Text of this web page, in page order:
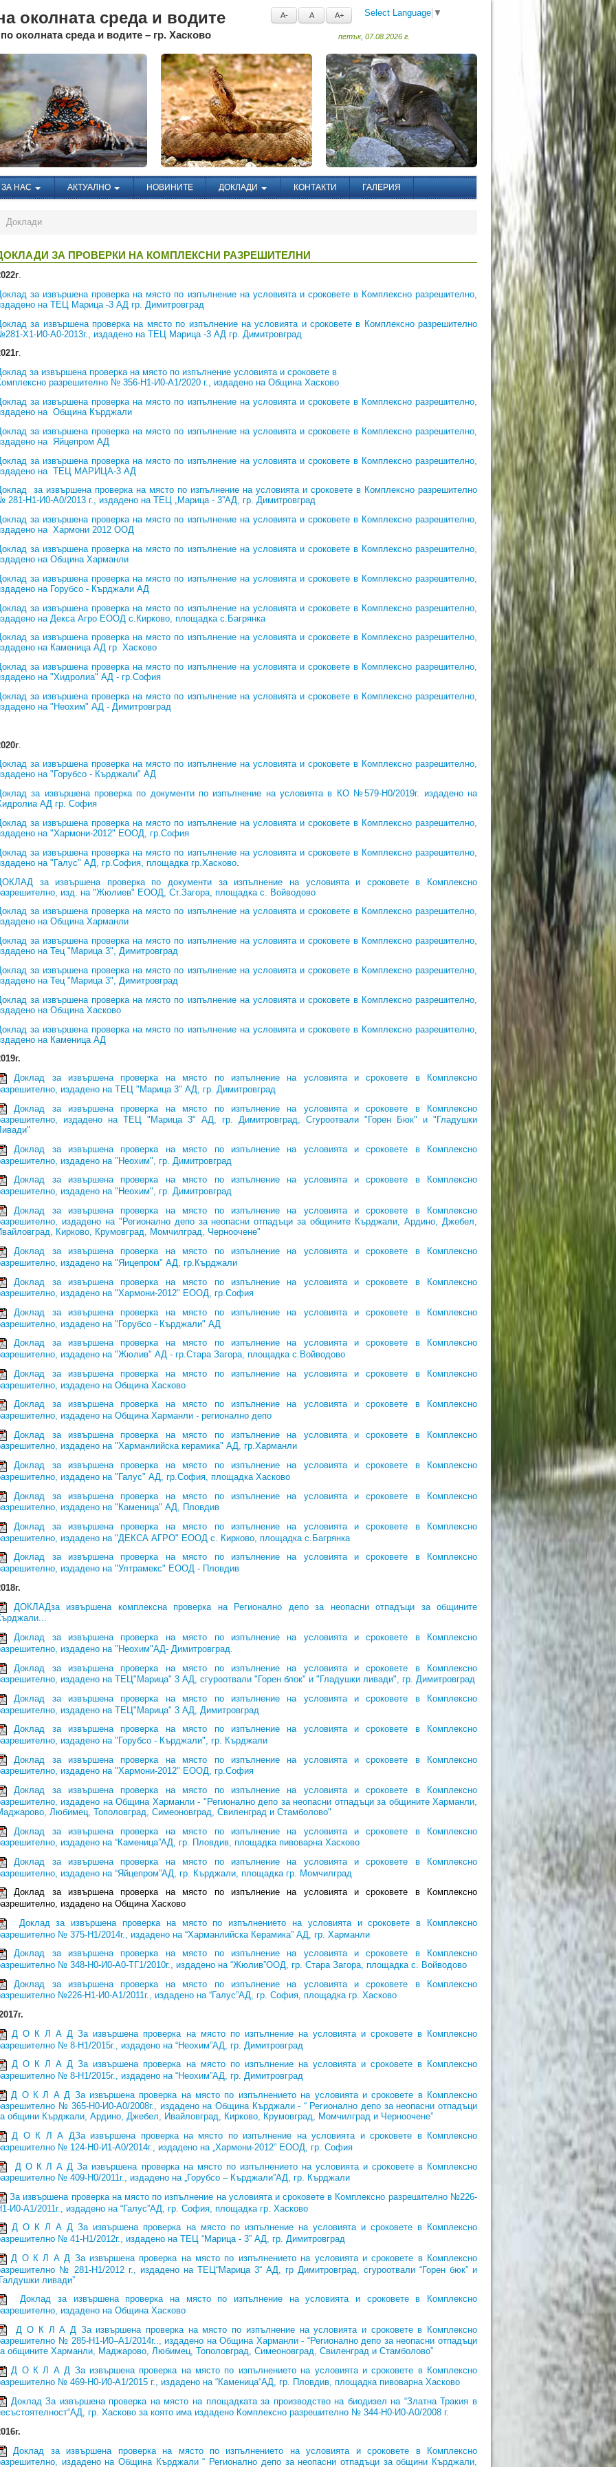
околната среда и водите
околната среда и водите – гр. Хасково
Select Language ▼
A- A A+
петък, 07.08.2026 г.
ЗА НАС АКТУАЛНО НОВИНИТЕ ДОКЛАДИ КОНТАКТИ ГАЛЕРИЯ
Доклади
ЗА ПРОВЕРКИ НА КОМПЛЕКСНИ РАЗРЕШИТЕЛНИ
.
за извършена проверка на място по изпълнение на условията и сроковете в Комплексно разрешително,
на ТЕЦ Марица -3 АД гр. Димитровград
за извършена проверка на място по изпълнение на условията и сроковете в Комплексно разрешително
Х1-И0-А0-2013г., издадено на ТЕЦ Марица -3 АД гр. Димитровград
.
за извършена проверка на място по изпълнение условията и сроковете в
разрешително № 356-Н1-И0-А1/2020 г., издадено на Община Хасково
за извършена проверка на място по изпълнение на условията и сроковете в Комплексно разрешително,
на Община Кърджали
за извършена проверка на място по изпълнение на условията и сроковете в Комплексно разрешително,
на Яйцепром АД
за извършена проверка на място по изпълнение на условията и сроковете в Комплексно разрешително,
на ТЕЦ МАРИЦА-3 АД
за извършена проверка на място по изпълнение на условията и сроковете в Комплексно разрешително
281-Н1-И0-А0/2013 г., издадено на ТЕЦ „Марица - 3”АД, гр. Димитровград
за извършена проверка на място по изпълнение на условията и сроковете в Комплексно разрешително,
на Хармони 2012 ООД
за извършена проверка на място по изпълнение на условията и сроковете в Комплексно разрешително,
на Община Харманли
за извършена проверка на място по изпълнение на условията и сроковете в Комплексно разрешително,
на Горубсо - Кърджали АД
за извършена проверка на място по изпълнение на условията и сроковете в Комплексно разрешително,
на Декса Агро ЕООД с.Кирково, площадка с.Багрянка
за извършена проверка на място по изпълнение на условията и сроковете в Комплексно разрешително,
на Каменица АД гр. Хасково
за извършена проверка на място по изпълнение на условията и сроковете в Комплексно разрешително,
на "Хидролиа" АД - гр.София
за извършена проверка на място по изпълнение на условията и сроковете в Комплексно разрешително,
на "Неохим" АД - Димитровград
за извършена проверка на място по изпълнение на условията и сроковете в Комплексно разрешително,
на "Горубсо - Кърджали" АД
за извършена проверка по документи по изпълнение на условията в КО №579-Н0/2019г. издадено на
АД гр. София
за извършена проверка на място по изпълнение на условията и сроковете в Комплексно разрешително,
на "Хармони-2012" ЕООД, гр.София
за извършена проверка на място по изпълнение на условията и сроковете в Комплексно разрешително,
на "Галус" АД, гр.София, площадка гр.Хасково
за извършена проверка по документи за изпълнение на условията и сроковете в Комплексно
изд. на "Жюлиев" ЕООД, Ст.Загора, площадка с. Войводово
за извършена проверка на място по изпълнение на условията и сроковете в Комплексно разрешително,
на Община Харманли
за извършена проверка на място по изпълнение на условията и сроковете в Комплексно разрешително,
на Тец "Марица 3", Димитровград
за извършена проверка на място по изпълнение на условията и сроковете в Комплексно разрешително,
на Тец "Марица 3", Димитровград
за извършена проверка на място по изпълнение на условията и сроковете в Комплексно разрешително,
на Община Хасково
за извършена проверка на място по изпълнение на условията и сроковете в Комплексно разрешително,
на Каменица АД
Доклад за извършена проверка на място по изпълнение на условията и сроковете в Комплексно
издадено на ТЕЦ "Марица 3" АД, гр. Димитровград
Доклад за извършена проверка на място по изпълнение на условията и сроковете в Комплексно
издадено на ТЕЦ "Марица 3" АД, гр. Димитровград, Сгуроотвали "Горен Бюк" и "Гладушки
Доклад за извършена проверка на място по изпълнение на условията и сроковете в Комплексно
издадено на "Неохим", гр. Димитровград
Доклад за извършена проверка на място по изпълнение на условията и сроковете в Комплексно
издадено на "Неохим", гр. Димитровград
Доклад за извършена проверка на място по изпълнение на условията и сроковете в Комплексно
издадено на "Регионално депо за неопасни отпадъци за общините Кърджали, Ардино, Джебел,
Кирково, Крумовград, Момчилград, Черноочене"
Доклад за извършена проверка на място по изпълнение на условията и сроковете в Комплексно
издадено на "Яицепром" АД, гр.Кърджали
Доклад за извършена проверка на място по изпълнение на условията и сроковете в Комплексно
издадено на "Хармони-2012" ЕООД, гр.София
Доклад за извършена проверка на място по изпълнение на условията и сроковете в Комплексно
издадено на "Горубсо - Кърджали" АД
Доклад за извършена проверка на място по изпълнение на условията и сроковете в Комплексно
издадено на "Жюлив" АД - гр.Стара Загора, площадка с.Войводово
Доклад за извършена проверка на място по изпълнение на условията и сроковете в Комплексно
издадено на Община Хасково
Доклад за извършена проверка на място по изпълнение на условията и сроковете в Комплексно
издадено на Община Харманли - регионално депо
Доклад за извършена проверка на място по изпълнение на условията и сроковете в Комплексно
издадено на "Харманлийска керамика" АД, гр.Харманли
Доклад за извършена проверка на място по изпълнение на условията и сроковете в Комплексно
издадено на "Галус" АД, гр.София, площадка Хасково
Доклад за извършена проверка на място по изпълнение на условията и сроковете в Комплексно
издадено на "Каменица" АД, Пловдив
Доклад за извършена проверка на място по изпълнение на условията и сроковете в Комплексно
издадено на "ДЕКСА АГРО" ЕООД с. Кирково, площадка с.Багрянка
Доклад за извършена проверка на място по изпълнение на условията и сроковете в Комплексно
издадено на "Ултрамекс" ЕООД - Пловдив
ДОКЛАДза извършена комплексна проверка на Регионално депо за неопасни отпадъци за общините
Доклад за извършена проверка на място по изпълнение на условията и сроковете в Комплексно
издадено на "Неохим"АД- Димитровград.
Доклад за извършена проверка на място по изпълнение на условията и сроковете в Комплексно
издадено на ТЕЦ"Марица" 3 АД, сгуроотвали "Горен блок" и "Гладушки ливади", гр. Димитровград
Доклад за извършена проверка на място по изпълнение на условията и сроковете в Комплексно
издадено на ТЕЦ"Марица" 3 АД, Димитровград
Доклад за извършена проверка на място по изпълнение на условията и сроковете в Комплексно
издадено на "Горубсо - Кърджали", гр. Кърджали
Доклад за извършена проверка на място по изпълнение на условията и сроковете в Комплексно
издадено на "Хармони-2012" ЕООД, гр.София
Доклад за извършена проверка на място по изпълнение на условията и сроковете в Комплексно
издадено на Община Харманли - "Регионално депо за неопасни отпадъци за общините Харманли,
Любимец, Тополовград, Симеоновград, Свиленград и Стамболово"
Доклад за извършена проверка на място по изпълнение на условията и сроковете в Комплексно
издадено на “Каменица”АД, гр. Пловдив, площадка пивоварна Хасково
Доклад за извършена проверка на място по изпълнение на условията и сроковете в Комплексно
издадено на “Яйцепром”АД, гр. Кърджали, площадка гр. Момчилград
Доклад за извършена проверка на място по изпълнение на условията и сроковете в Комплексно
издадено на Община Хасково
Доклад за извършена проверка на място по изпълнението на условията и сроковете в Комплексно
№ 375-Н1/2014г., издадено на “Харманлийска Керамика” АД, гр. Харманли
Доклад за извършена проверка на място по изпълнение на условията и сроковете в Комплексно
№ 348-Н0-И0-А0-ТГ1/2010г., издадено на “Жюлив”ООД, гр. Стара Загора, площадка с. Войводово
Доклад за извършена проверка на място по изпълнение на условията и сроковете в Комплексно
№226-Н1-И0-А1/2011г., издадено на “Галус”АД, гр. София, площадка гр. Хасково
Д О К Л А Д За извършена проверка на място по изпълнение на условията и сроковете в Комплексно
№ 8-Н1/2015г., издадено на “Неохим”АД, гр. Димитровград
Д О К Л А Д За извършена проверка на място по изпълнение на условията и сроковете в Комплексно
№ 8-Н1/2015г., издадено на “Неохим”АД, гр. Димитровград
Д О К Л А Д За извършена проверка на място по изпълнението на условията и сроковете в Комплексно
№ 365-Н0-И0-А0/2008г., издадено на Община Кърджали - “ Регионално депо за неопасни отпадъци
общини Кърджали, Ардино, Джебел, Ивайловград, Кирково, Крумовград, Момчилград и Черноочене”
Д О К Л А ДЗа извършена проверка на място по изпълнение на условията и сроковете в Комплексно
№ 124-Н0-И1-А0/2014г., издадено на „Хармони-2012” ЕООД, гр. София
Д О К Л А Д За извършена проверка на място по изпълнението на условията и сроковете в Комплексно
№ 409-Н0/2011г., издадено на „Горубсо – Кърджали”АД, гр. Кърджали
За извършена проверка на място по изпълнение на условията и сроковете в Комплексно разрешително №226-
И0-А1/2011г., издадено на “Галус”АД, гр. София, площадка гр. Хасково
Д О К Л А Д За извършена проверка на място по изпълнение на условията и сроковете в Комплексно
№ 41-Н1/2012г., издадено на ТЕЦ “Марица - 3” АД, гр. Димитровград
Д О К Л А Д За извършена проверка на място по изпълнението на условията и сроковете в Комплексно
№ 281-Н1/2012 г., издадено на ТЕЦ“Марица 3“ АД, гр Димитровград, сгуроотвали “Горен бюк” и
ливади”
Доклад за извършена проверка на място по изпълнение на условията и сроковете в Комплексно
издадено на Община Хасково
Д О К Л А Д За извършена проверка на място по изпълнение на условията и сроковете в Комплексно
№ 285-Н1-И0–А1/2014г.., издадено на Община Харманли - “Регионално депо за неопасни отпадъци
общините Харманли, Маджарово, Любимец, Тополовград, Симеоновград, Свиленград и Стамболово”
Д О К Л А Д За извършена проверка на място по изпълнението на условията и сроковете в Комплексно
№ 469-Н0-И0-А1/2015 г., издадено на “Каменица“АД, гр. Пловдив, площадка пивоварна Хасково
Доклад За извършена проверка на място на площадката за производство на биодизел на “Златна Тракия в
гр. Хасково за която има издадено Комплексно разрешително № 344-Н0-И0-А0/2008 г.
Доклад за извършена проверка на място по изпълнението на условията и сроковете в Комплексно
издадено на Община Кърджали “ Регионално депо за неопасни отпадъци за общини Кърджали,